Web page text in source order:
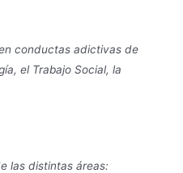
conductas adictivas de
el Trabajo Social, la
las distintas áreas: